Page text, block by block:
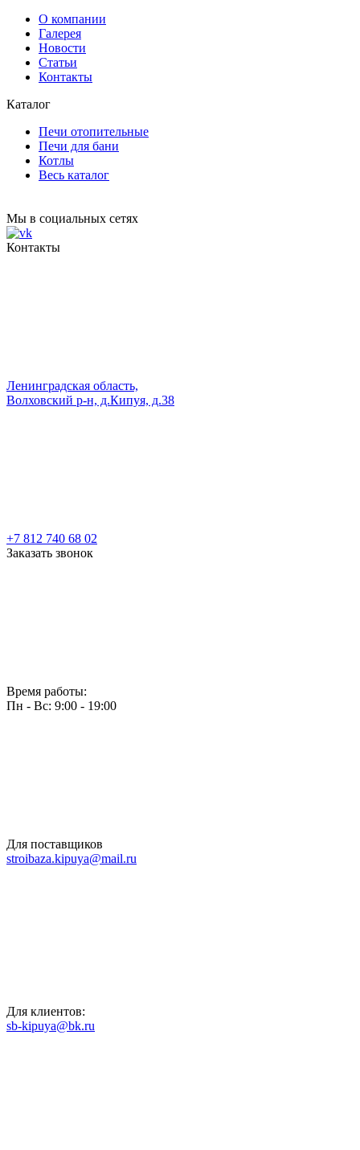
О компании
Галерея
Новости
Статьи
Контакты
Каталог
Печи отопительные
Печи для бани
Котлы
Весь каталог
Мы в социальных сетях
Контакты
Ленинградская область,
Волховский р-н, д.Кипуя, д.38
+7 812 740 68 02
Заказать звонок
Время работы:
Пн - Вс: 9:00 - 19:00
Для поставщиков
stroibaza.kipuya@mail.ru
Для клиентов:
sb-kipuya@bk.ru